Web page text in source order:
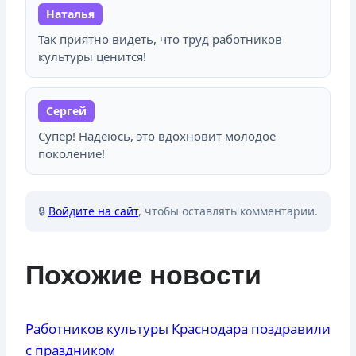
Наталья
Так приятно видеть, что труд работников
культуры ценится!
Сергей
Супер! Надеюсь, это вдохновит молодое
поколение!
🔒 Войдите на сайт, чтобы оставлять комментарии.
Похожие новости
Работников культуры Краснодара поздравили
с праздником